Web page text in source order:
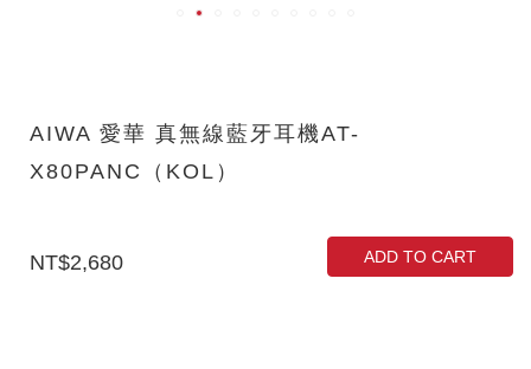
AIWA 愛華 真無線藍牙耳機AT-
X80PANC（KOL）
NT$2,680 ADD TO CART